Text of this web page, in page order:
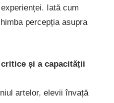
Iată cum
percepția asupra
și a capacității
artelor, elevii învață